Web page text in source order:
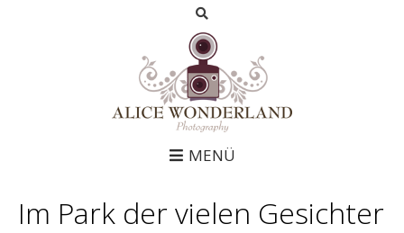
MENÜ
Im Park der vielen Gesichter